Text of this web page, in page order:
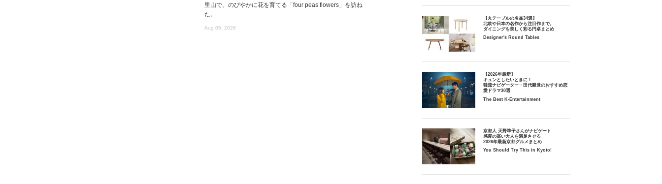
里山で、のびやかに花を育てる「four peas flowers」を訪ね
た。
Aug 05, 2026
【丸テーブルの名品34選】
北欧や日本の名作から注目作まで。
ダイニングを美しく彩る円卓まとめ
Designer's Round Tables
【2026年最新】
キュンとしたいときに！
韓流ナビゲーター・田代親世のおすすめ恋
愛ドラマ30選
The Best K-Entertainment
京都人 天野準子さんがナビゲート
感度の高い大人を満足させる
2026年最新京都グルメまとめ
You Should Try This in Kyoto!